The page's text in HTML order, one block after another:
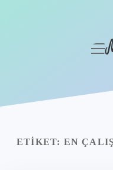
Yasal Uyarı
ETIKET: EN